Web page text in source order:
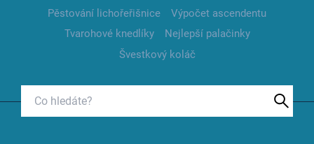
Pěstování lichořeřišnice
Výpočet ascendentu
Tvarohové knedlíky
Nejlepší palačinky
Švestkový koláč